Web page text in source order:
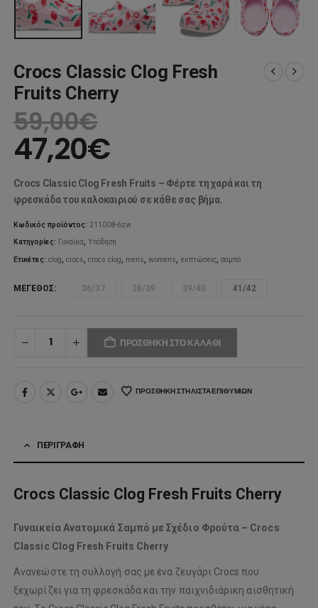
Crocs Classic Clog Fresh
Fruits Cherry
59,00€
47,20€
Crocs Classic Clog Fresh Fruits – Φέρτε τη χαρά και τη
φρεσκάδα του καλοκαιριού σε κάθε σας βήμα.
Κωδικός προϊόντος:211008-6zw
Κατηγορίες: Γυναίκα, Υπόδηση
Ετικέτες:clog ,crocs ,crocs clog mens ,womens εκπτώσεις ,σαμπό
ΜΈΓΕΘΟΣ 36/37 38/39 39/40 41/42
ΠΡΟΣΘΉΚΗ ΣΤΟ ΚΑΛΆΘΙ
ΠΡΟΣΘΉΚΗ ΣΤΗ ΛΊΣΤΑ ΕΠΙΘΥΜΙΏΝ
ΠΕΡΙΓΡΑΦΉ
Crocs Classic Clog Fresh Fruits Cherry
Γυναικεία Ανατομικά Σαμπό με Σχέδιο Φρούτα – Crocs
Classic Clog Fresh Fruits Cherry
Ανανεώστε τη συλλογή σας με ένα ζευγάρι Crocs που
ξεχωρίζει για τη φρεσκάδα και την παιχνιδιάρικη αισθητική